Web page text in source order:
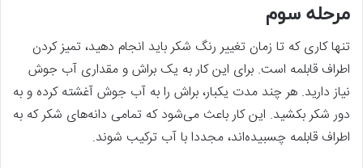
مرحله سوم
تنها کاری که تا زمان تغییر رنگ شکر باید انجام دهید، تمیز کردن
اطراف قابلمه است. برای این کار به یک براش و مقداری آب جوش
نیاز دارید. هر چند مدت یکبار، براش را به آب جوش آغشته کرده و به
دور شکر بکشید. این کار باعث می‌شود که تمامی دانه‌های شکر که به
اطراف قابلمه چسبیده‌اند، مجددا با آب ترکیب شوند.